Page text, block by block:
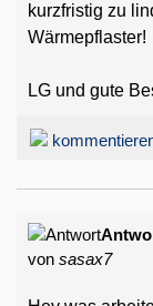
kurzfristig zu
Wärmepflaster!
LG und gute
von sasax7